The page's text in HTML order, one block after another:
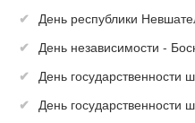
День республики
День независимости -
День
День